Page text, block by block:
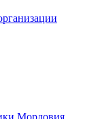
Мордовия